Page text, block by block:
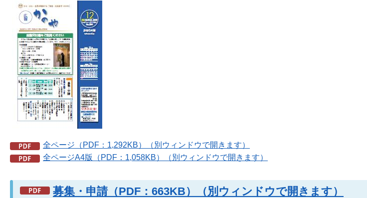
全ページ（PDF：1,292KB）（別ウィンドウで開きます）
全ページA4版（PDF：1,058KB）（別ウィンドウで開きます）
募集・申請（PDF：663KB）（別ウィンドウで開きます）